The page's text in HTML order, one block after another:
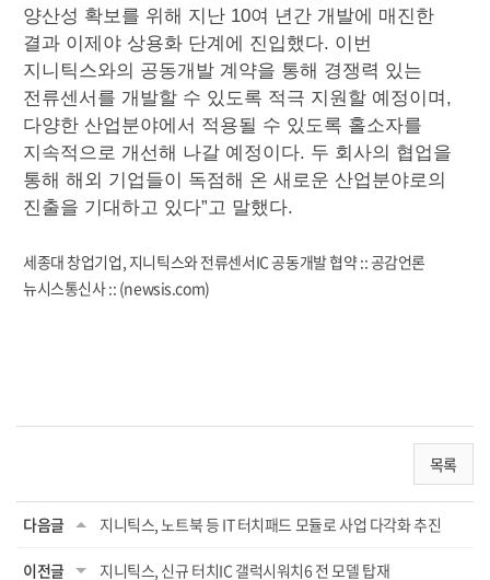
양산성 확보를 위해 지난 10여 년간 개발에 매진한
결과 이제야 상용화 단계에 진입했다. 이번
지니틱스와의 공동개발 계약을 통해 경쟁력 있는
전류센서를 개발할 수 있도록 적극 지원할 예정이며,
다양한 산업분야에서 적용될 수 있도록 홀소자를
지속적으로 개선해 나갈 예정이다. 두 회사의 협업을
통해 해외 기업들이 독점해 온 새로운 산업분야로의
진출을 기대하고 있다”고 말했다.
세종대 창업기업, 지니틱스와 전류센서IC 공동개발 협약 :: 공감언론
뉴시스통신사 :: (newsis.com)
목록
다음글 지니틱스, 노트북 등 IT 터치패드 모듈로 사업 다각화 추진
이전글 지니틱스, 신규 터치IC 갤럭시워치6 전 모델 탑재